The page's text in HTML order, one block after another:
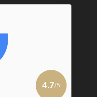
4.7/5